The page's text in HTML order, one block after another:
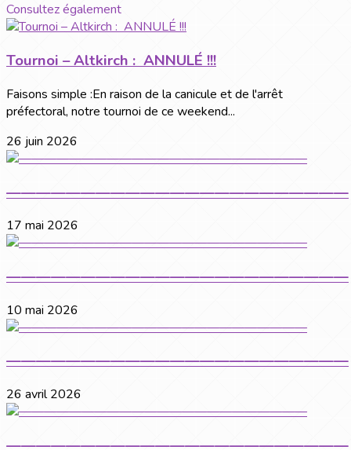
Consultez également
Tournoi – Altkirch : ANNULÉ !!!
Faisons simple :En raison de la canicule et de l'arrêt
préfectoral, notre tournoi de ce weekend...
26 juin 2026
———————————————————————
17 mai 2026
———————————————————————
10 mai 2026
———————————————————————
26 avril 2026
———————————————————————